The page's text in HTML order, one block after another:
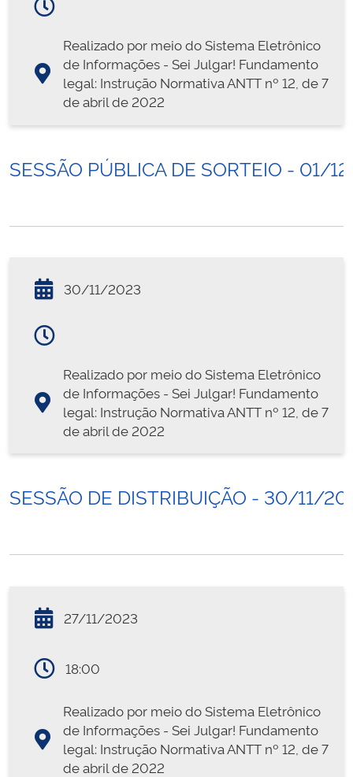
Realizado por meio do Sistema Eletrônico
de Informações - Sei Julgar! Fundamento
legal: Instrução Normativa ANTT nº 12, de 7
de abril de 2022
SESSÃO PÚBLICA DE SORTEIO - 01/
30/11/2023
Realizado por meio do Sistema Eletrônico
de Informações - Sei Julgar! Fundamento
legal: Instrução Normativa ANTT nº 12, de 7
de abril de 2022
SESSÃO DE DISTRIBUIÇÃO - 30/11/
27/11/2023
18:00
Realizado por meio do Sistema Eletrônico
de Informações - Sei Julgar! Fundamento
legal: Instrução Normativa ANTT nº 12, de 7
de abril de 2022